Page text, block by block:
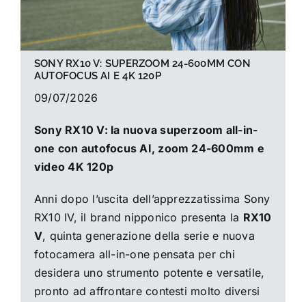
per:
SONY RX10 V: SUPERZOOM 24-600MM CON
AUTOFOCUS AI E 4K 120P
09/07/2026
Sony RX10 V: la nuova superzoom all-in-
one con autofocus AI, zoom 24-600mm e
video 4K 120p
Anni dopo l’uscita dell’apprezzatissima Sony
RX10 IV, il brand nipponico presenta la RX10
V, quinta generazione della serie e nuova
fotocamera all-in-one pensata per chi
desidera uno strumento potente e versatile,
pronto ad affrontare contesti molto diversi